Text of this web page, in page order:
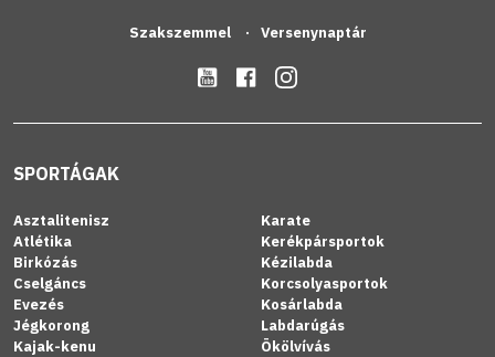
Szakszemmel Versenynaptár
SPORTÁGAK
Asztalitenisz
Atlétika
Birkózás
Cselgáncs
Evezés
Jégkorong
Kajak-kenu
Karate
Kerékpársportok
Kézilabda
Korcsolyasportok
Kosárlabda
Labdarúgás
Ökölvívás